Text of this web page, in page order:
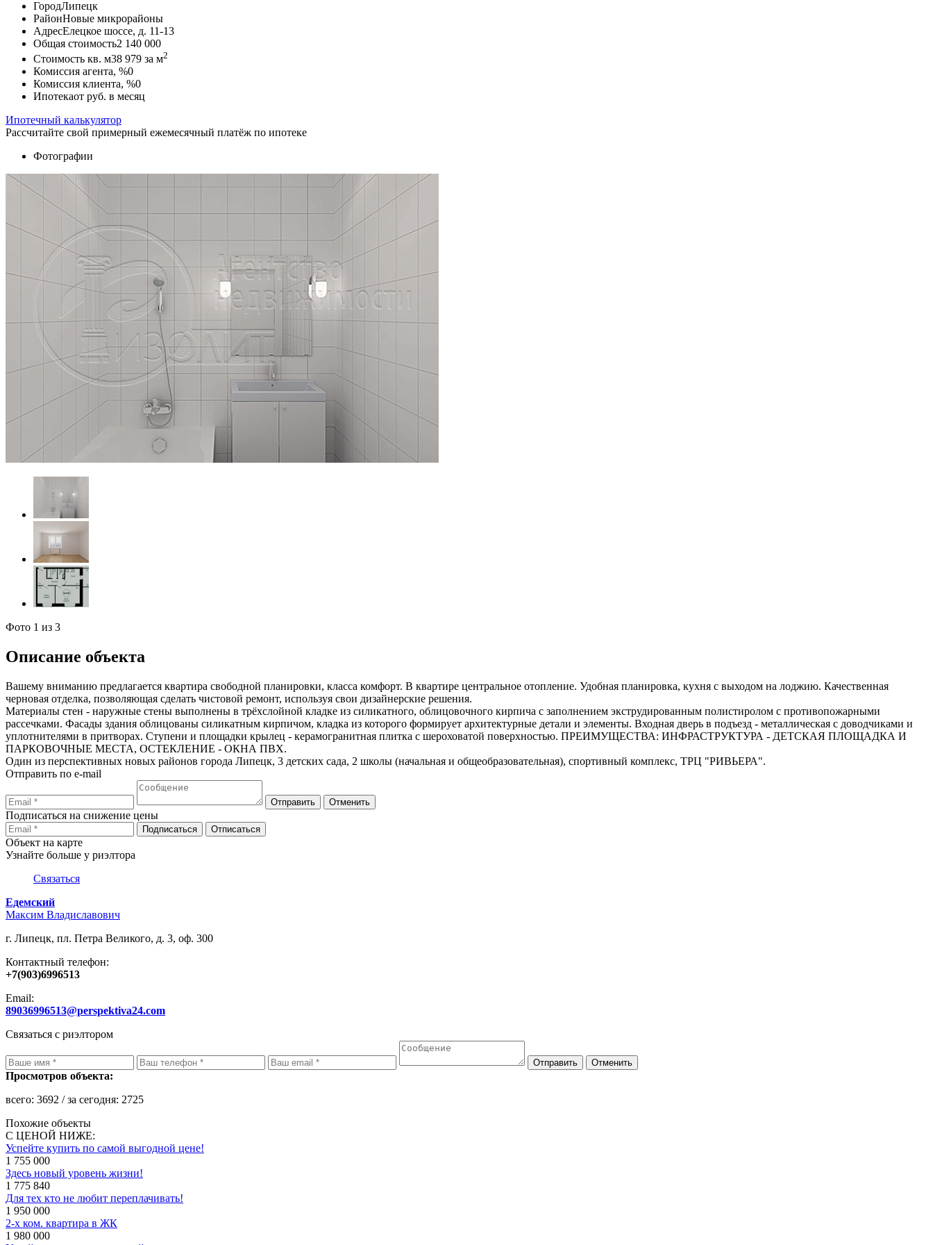
ГородЛипецк
РайонНовые микрорайоны
АдресЕлецкое шоссе, д. 11-13
Общая стоимость2 140 000
Стоимость кв. м38 979 за м2
Комиссия агента, %0
Комиссия клиента, %0
Ипотекаот руб. в месяц
Ипотечный калькулятор
Рассчитайте свой примерный ежемесячный платёж по ипотеке
Фотографии
Фото 1 из 3
Описание объекта
Вашему вниманию предлагается квартира свободной планировки, класса комфорт. В квартире центральное отопление. Удобная планировка, кухня с выходом на лоджию. Качественная
черновая отделка, позволяющая сделать чистовой ремонт, используя свои дизайнерские решения.
Материалы стен - наружные стены выполнены в трёхслойной кладке из силикатного, облицовочного кирпича с заполнением экструдированным полистиролом с противопожарными
рассечками. Фасады здания облицованы силикатным кирпичом, кладка из которого формирует архитектурные детали и элементы. Входная дверь в подъезд - металлическая с доводчиками и
уплотнителями в притворах. Ступени и площадки крылец - керамогранитная плитка с шероховатой поверхностью. ПРЕИМУЩЕСТВА: ИНФРАСТРУКТУРА - ДЕТСКАЯ ПЛОЩАДКА И
ПАРКОВОЧНЫЕ МЕСТА, ОСТЕКЛЕНИЕ - ОКНА ПВХ.
Один из перспективных новых районов города Липецк, 3 детских сада, 2 школы (начальная и общеобразовательная), спортивный комплекс, ТРЦ "РИВЬЕРА".
Отправить по e-mail
Подписаться на снижение цены
Объект на карте
Узнайте больше у риэлтора
Связаться
Едемский
Максим Владиславович
г. Липецк, пл. Петра Великого, д. 3, оф. 300
Контактный телефон:
+7(903)6996513
Email:
89036996513@perspektiva24.com
Связаться с риэлтором
Просмотров объекта:
всего: 3692 / за сегодня: 2725
Похожие объекты
С ЦЕНОЙ НИЖЕ:
Успейте купить по самой выгодной цене!
1 755 000
Здесь новый уровень жизни!
1 775 840
Для тех кто не любит переплачивать!
1 950 000
2-х ком. квартира в ЖК
1 980 000